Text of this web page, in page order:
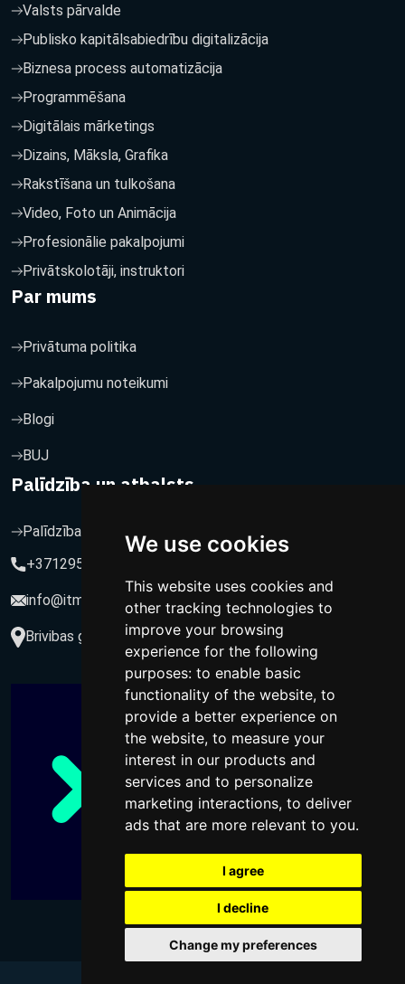
We use cookies
This website uses cookies and
other tracking technologies to
improve your browsing
experience for the following
purposes: to enable basic
functionality of the website, to
provide a better experience on
the website, to measure your
interest in our products and
services and to personalize
marketing interactions, to deliver
ads that are more relevant to you.
I agree
I decline
Change my preferences
Valsts pārvalde
Publisko kapitālsabiedrību digitalizācija
Biznesa process automatizācija
Programmēšana
Digitālais mārketings
Dizains, Māksla, Grafika
Rakstīšana un tulkošana
Video, Foto un Animācija
Profesionālie pakalpojumi
Privātskolotāji, instruktori
Par mums
Privātuma politika
Pakalpojumu noteikumi
Blogi
BUJ
Palīdzība un atbalsts
Palīdzība un atbalsts
+37129564547
info@itmarketing.lv
Brivibas gatve 234-77, LV-1039, Riga, Latvia